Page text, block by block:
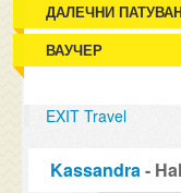
ДАЛЕЧНИ
ВАУЧЕР
EXIT Travel
Kassandra-